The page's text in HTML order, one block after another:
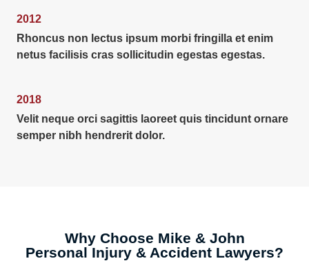
2012
Rhoncus non lectus ipsum morbi fringilla et enim
netus facilisis cras sollicitudin egestas egestas.
2018
Velit neque orci sagittis laoreet quis tincidunt ornare
semper nibh hendrerit dolor.
Why Choose Mike & John
Personal Injury & Accident Lawyers?